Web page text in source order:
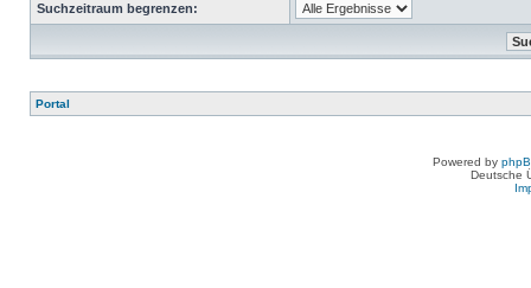
Suchzeitraum begrenzen:
Portal
Powered by
Deutsche